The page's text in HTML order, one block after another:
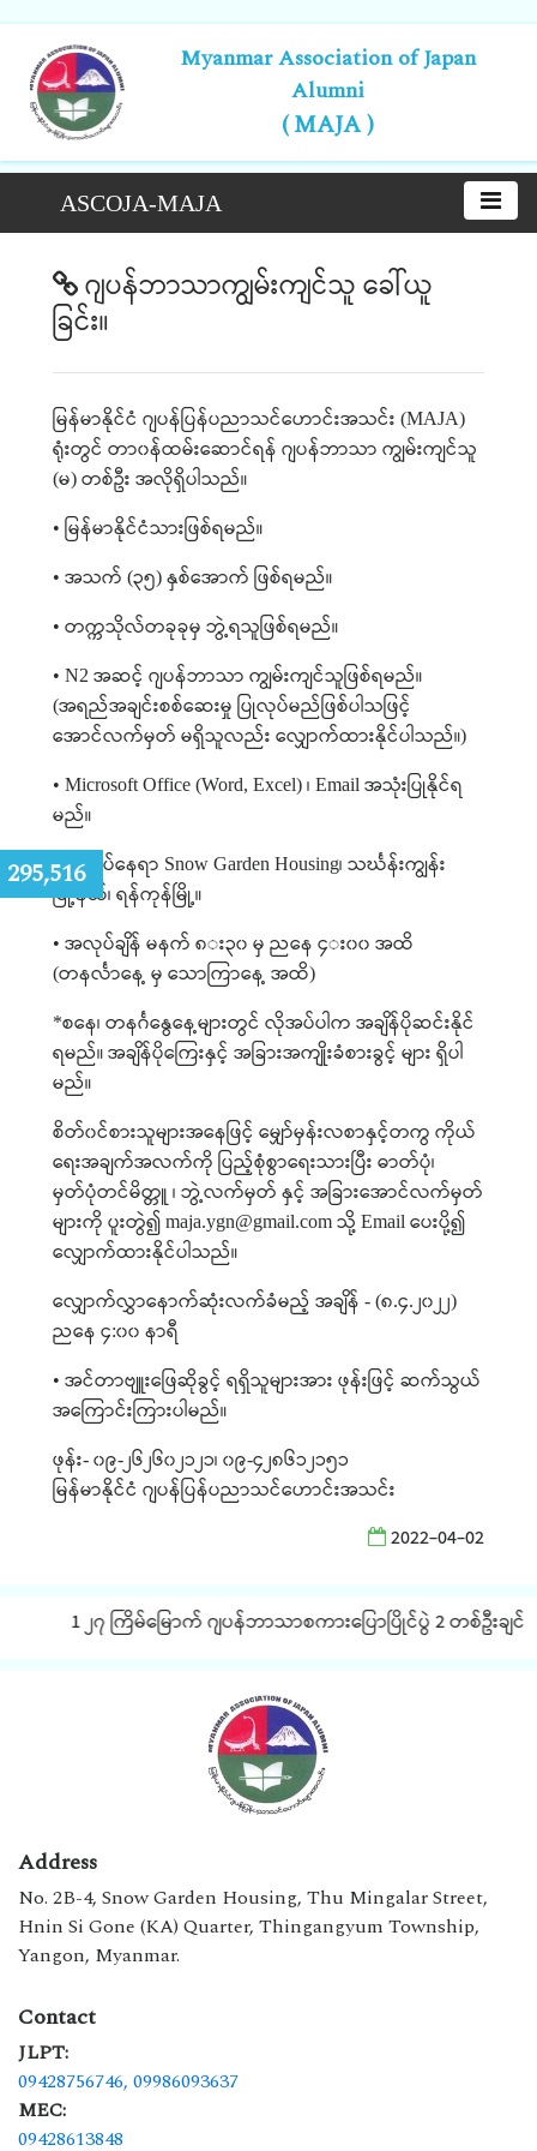
Myanmar Association of Japan
Alumni
( MAJA )
ASCOJA-MAJA
ဂျပန်ဘာသာကျွမ်းကျင်သူ ခေါ်ယူ
ခြင်း။
မြန်မာနိုင်ငံ ဂျပန်ပြန်ပညာသင်ဟောင်းအသင်း (MAJA)
ရုံးတွင် တာ၀န်ထမ်းဆောင်ရန် ဂျပန်ဘာသာ ကျွမ်းကျင်သူ
(မ)တစ်ဦး အလိုရှိပါသည်။
• မြန်မာနိုင်ငံသားဖြစ်ရမည်။
•အသက် (၃၅)နှစ်အောက် ဖြစ်ရမည်။
•တက္ကသိုလ်တခုခုမှ ဘွဲ့ရသူဖြစ်ရမည်။
• N2အဆင့် ဂျပန်ဘာသာ ကျွမ်းကျင်သူဖြစ်ရမည်။
(အရည်အချင်းစစ်ဆေးမှု ပြုလုပ်မည်ဖြစ်ပါသဖြင့်
အောင်လက်မှတ် မရှိသူလည်း လျှောက်ထားနိုင်ပါသည်။)
• Microsoft Office (Word, Excel)၊ Emailအသုံးပြုနိုင်ရ
မည်။
•အလုပ်နေရာ Snow Garden Housing၊ သင်္ဃန်းကျွန်း
မြို့နယ်၊ ရန်ကုန်မြို့။
•အလုပ်ချိန် မနက် ၈း၃၀ မှ ညနေ ၄း၀၀ အထိ
(တနင်္လာနေ့ မှ သောကြာနေ့ အထိ)
*စနေ၊ တနင်္ဂနွေနေ့များတွင် လိုအပ်ပါက အချိန်ပိုဆင်းနိုင်
ရမည်။အချိန်ပိုကြေးနှင့် အခြားအကျိုးခံစားခွင့် များ ရှိပါ
မည်။
စိတ်၀င်စားသူများအနေဖြင့် မျှော်မှန်းလစာနှင့်တကွ ကိုယ်
ရေးအချက်အလက်ကို ပြည့်စုံစွာရေးသားပြီး ဓာတ်ပုံ၊
မှတ်ပုံတင်မိတ္တူ ၊ ဘွဲ့လက်မှတ် နှင့် အခြားအောင်လက်မှတ်
များကို ပူးတွဲ၍ maja.ygn@gmail.comသို့ Emailပေးပို့၍
လျှောက်ထားနိုင်ပါသည်။
လျှောက်လွှာနောက်ဆုံးလက်ခံမည့် အချိန် - (၈.၄. ၂၀၂၂)
ညနေ ၄:၀၀ နာရီ
•အင်တာဗျူးဖြေဆိုခွင့် ရရှိသူများအား ဖုန်းဖြင့် ဆက်သွယ်
အကြောင်းကြားပါမည်။
ဖုန်း-၀၉- ၂၆၂၆၀၂၁၂၁၊ ၀၉-၄၂၈၆၁၂၁၅၁
မြန်မာနိုင်ငံ ဂျပန်ပြန်ပညာသင်ဟောင်းအသင်း
2022-04-02
1 ၂၇ ကြိမ်မြောက် ဂျပန်ဘာသာစကားပြောပြိုင်ပွဲ 2 တစ်ဦးချ
Address
No. 2B-4, Snow Garden Housing, Thu Mingalar Street,
Hnin Si Gone (KA) Quarter, Thingangyum Township,
Yangon, Myanmar.
Contact
JLPT:
09428756746, 09986093637
MEC:
09428613848
295,516